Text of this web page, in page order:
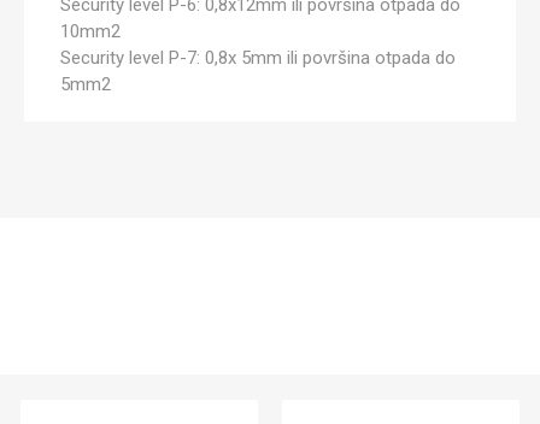
Security level P-6: 0,8x12mm ili površina otpada do
10mm2
Security level P-7: 0,8x 5mm ili površina otpada do
5mm2